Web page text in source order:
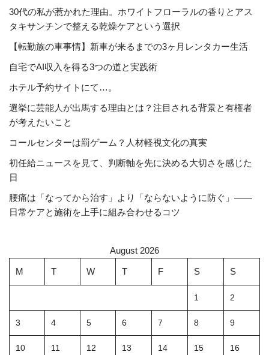
30代の私が惹かれた理由。ホワイトフローラルの香りとアス
タキサンチンで整える乾燥ケアという選択
【転勤族の車事情】新車が来るまでの3ヶ月レンタカー生活
自宅でAI収入を得る3つの道と実践術
ホテル予約サイトにて…。
選挙に芸能人が出馬する理由とは？注目される背景と有権者
が考えたいこと
コールセンターは罰ゲーム？人材軽視文化の真実
初任給ニュースを見て、判断軸を先に決める大切さを感じた
日
腰痛は「なってから治す」より「ならないように防ぐ」――
日常ケアと施術を上手に組み合わせるコツ
August 2026
M T W T F S S
1 2
3 4 5 6 7 8 9
10 11 12 13 14 15 16